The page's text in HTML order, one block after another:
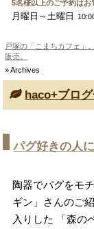
5名様以上のご予約はお
月曜日～土曜日
戸塚の「こまちカフェ」
販売。
» Archives
haco+ブロ
パグ好きの人
陶器でパグをモ
ギン」さんのご
入りした 「森の